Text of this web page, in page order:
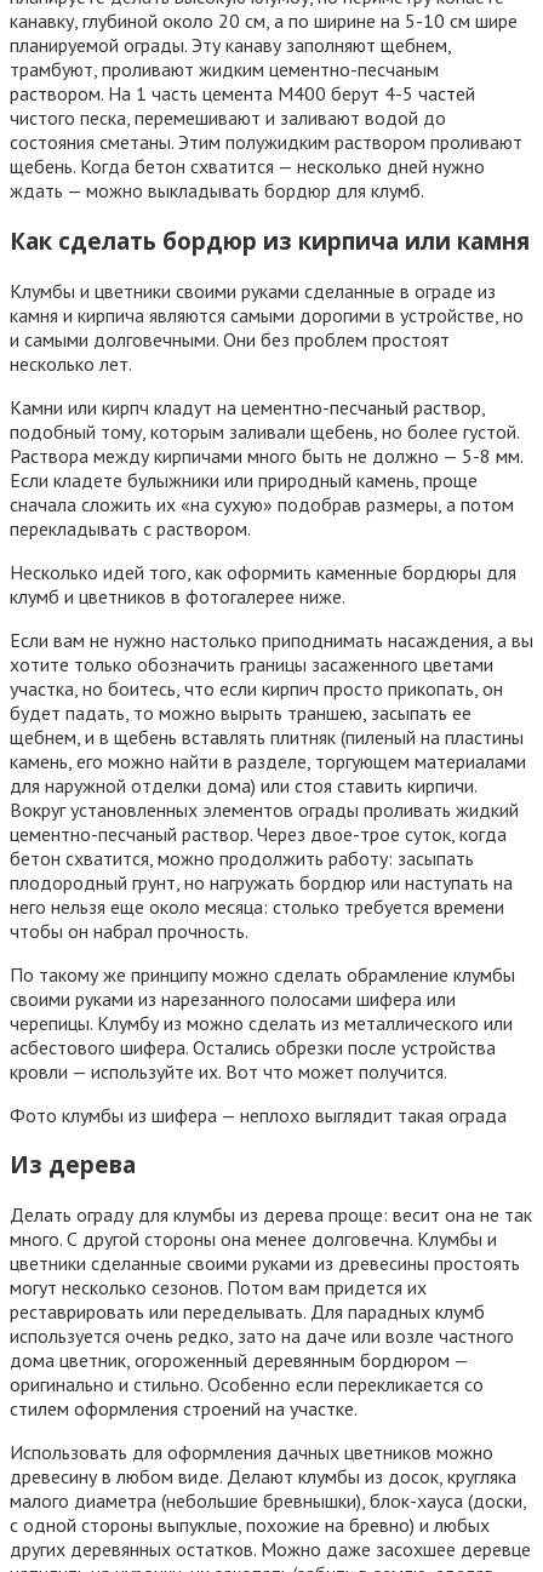
канавку, глубиной около 20 см, а по ширине на 5-10 см шире
планируемой ограды. Эту канаву заполняют щебнем,
трамбуют, проливают жидким цементно-песчаным
раствором. На 1 часть цемента М400 берут 4-5 частей
чистого песка, перемешивают и заливают водой до
состояния сметаны. Этим полужидким раствором проливают
щебень. Когда бетон схватится — несколько дней нужно
ждать — можно выкладывать бордюр для клумб.
Как сделать бордюр из кирпича или камня
Клумбы и цветники своими руками сделанные в ограде из
камня и кирпича являются самыми дорогими в устройстве, но
и самыми долговечными. Они без проблем простоят
несколько лет.
Камни или кирпч кладут на цементно-песчаный раствор,
подобный тому, которым заливали щебень, но более густой.
Раствора между кирпичами много быть не должно — 5-8 мм.
Если кладете булыжники или природный камень, проще
сначала сложить их «на сухую» подобрав размеры, а потом
перекладывать с раствором.
Несколько идей того, как оформить каменные бордюры для
клумб и цветников в фотогалерее ниже.
Если вам не нужно настолько приподнимать насаждения, а вы
хотите только обозначить границы засаженного цветами
участка, но боитесь, что если кирпич просто прикопать, он
будет падать, то можно вырыть траншею, засыпать ее
щебнем, и в щебень вставлять плитняк (пиленый на пластины
камень, его можно найти в разделе, торгующем материалами
для наружной отделки дома) или стоя ставить кирпичи.
Вокруг установленных элементов ограды проливать жидкий
цементно-песчаный раствор. Через двое-трое суток, когда
бетон схватится, можно продолжить работу: засыпать
плодородный грунт, но нагружать бордюр или наступать на
него нельзя еще около месяца: столько требуется времени
чтобы он набрал прочность.
По такому же принципу можно сделать обрамление клумбы
своими руками из нарезанного полосами шифера или
черепицы. Клумбу из можно сделать из металлического или
асбестового шифера. Остались обрезки после устройства
кровли — используйте их. Вот что может получится.
Фото клумбы из шифера — неплохо выглядит такая ограда
Из дерева
Делать ограду для клумбы из дерева проще: весит она не так
много. С другой стороны она менее долговечна. Клумбы и
цветники сделанные своими руками из древесины простоять
могут несколько сезонов. Потом вам придется их
реставрировать или переделывать. Для парадных клумб
используется очень редко, зато на даче или возле частного
дома цветник, огороженный деревянным бордюром —
оригинально и стильно. Особенно если перекликается со
стилем оформления строений на участке.
Использовать для оформления дачных цветников можно
древесину в любом виде. Делают клумбы из досок, кругляка
малого диаметра (небольшие бревнышки), блок-хауса (доски,
с одной стороны выпуклые, похожие на бревно) и любых
других деревянных остатков. Можно даже засохшее деревце